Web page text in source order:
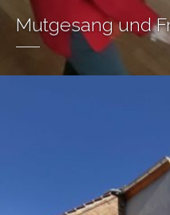
Mutgesang und